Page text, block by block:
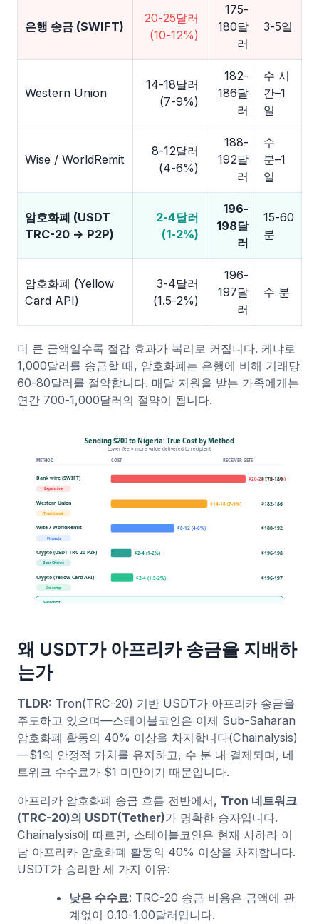
은행 송금 (SWIFT)
20-25달러
(10-12%)
175-
180달
러
3-5일
Western Union
14-18달러
(7-9%)
182-
186달
러
수 시
간–1
일
Wise / WorldRemit
8-12달러
(4-6%)
188-
192달
러
수
분–1
일
암호화폐 (USDT
TRC-20 → P2P)
2-4달러
(1-2%)
196-
198달
러
15-60
분
암호화폐 (Yellow
Card API)
3-4달러
(1.5-2%)
196-
197달
러
수 분
더 큰 금액일수록 절감 효과가 복리로 커집니다. 케냐로
1,000달러를 송금할 때, 암호화폐는 은행에 비해 거래당
60-80달러를 절약합니다. 매달 지원을 받는 가족에게는
연간 700-1,000달러의 절약이 됩니다.
왜 USDT가 아프리카 송금을 지배하
는가
TLDR: Tron(TRC-20) 기반 USDT가 아프리카 송금을
주도하고 있으며—스테이블코인은 이제 Sub-Saharan
암호화폐 활동의 40% 이상을 차지합니다(Chainalysis)
—$1의 안정적 가치를 유지하고, 수 분 내 결제되며, 네
트워크 수수료가 $1 미만이기 때문입니다.
아프리카 암호화폐 송금 흐름 전반에서, Tron 네트워크
(TRC-20)의 USDT(Tether)가 명확한 승자입니다.
Chainalysis에 따르면, 스테이블코인은 현재 사하라 이
남 아프리카 암호화폐 활동의 40% 이상을 차지합니다.
USDT가 승리한 세 가지 이유:
낮은 수수료: TRC-20 송금 비용은 금액에 관
계없이 0.10-1.00달러입니다.